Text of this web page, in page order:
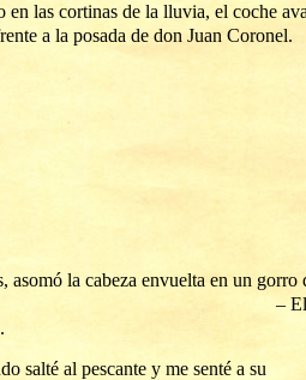
las cortinas de la lluvia, el coche
a la posada de don Juan Coronel.
asomó la cabeza envuelta en un gorro
– El
salté al pescante y me senté a su